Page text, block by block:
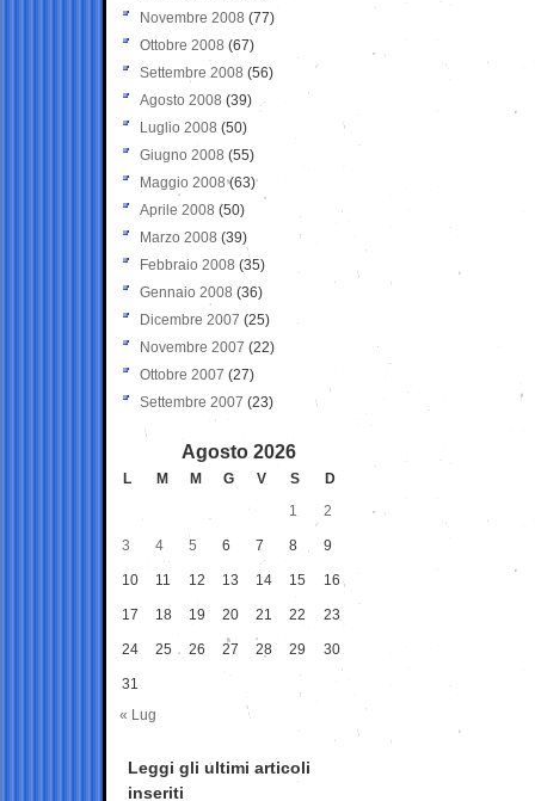
Novembre 2008 (77)
Ottobre 2008 (67)
Settembre 2008 (56)
Agosto 2008 (39)
Luglio 2008 (50)
Giugno 2008 (55)
Maggio 2008(63)
Aprile 2008 (50)
Marzo 2008 (39)
Febbraio 2008 (35)
Gennaio 2008 (36)
Dicembre 2007 (25)
Novembre 2007 (22)
Ottobre 2007 (27)
Settembre 2007 (23)
Agosto 2026
L M M G V S
D
1
2
3 4 5 6 7 8 9
10 11 12 13 14 15 16
17 18 19 20 21 22 23
24 25 26 27 28 29 30
31
« Lug
Leggi gli ultimi articoli
inseriti